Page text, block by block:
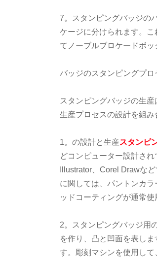
7。スタンピングバッジの
ケージに分けられます。
てノーブルブロケードボッ
バッジのスタンピングプロ
スタンピングバッジの生
生産プロセスの設計を組み
1。の設計と生産スタンピ
どコンピューター設計さ
Illustrator、Corel Drawな
に関しては、パントンカ
ッドコーティングが通常
2。スタンピングバッジ用
を作り、凸と凹面を表し
す。彫刻マシンを使用し